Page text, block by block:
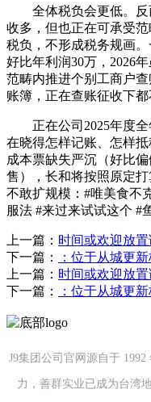
全体税负会更低。反
收多，但也正在可承受
税负，不形成税务规画。
好比年利润30万，2026
范畴内推进个别工商户
账簿，正在查账征收下都
正在公司2025年度全
在晓得怎样记账、怎样
成本票缺失严沉（好比
售），长和将按照原定
不敢扩规模：#唯美食不
服法 #来过来试试这个 #
上一篇： 时间或欢迎放
下一篇：
：位于从城更
上一篇： 时间或欢迎放
下一篇：
：位于从城更
J9集团公司官网源自于
力，善群实业已成为台湾